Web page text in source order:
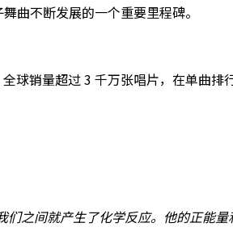
曲不断发展的一个重要里程碑。
球销量超过 3 千万张唱片，在单曲排
之间就产生了化学反应。他的正能量